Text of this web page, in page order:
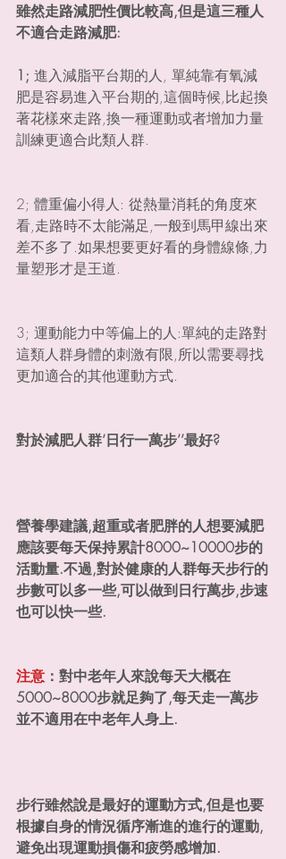
雖然走路減肥性價比較高,但是這三種人
不適合走路減肥:
1; 進入減脂平台期的人, 單純靠有氧減
肥是容易進入平台期的,這個時候,比起換
著花樣來走路,換一種運動或者增加力量
訓練更適合此類人群.
2; 體重偏小得人: 從熱量消耗的角度來
看,走路時不太能滿足,一般到馬甲線出來
差不多了.如果想要更好看的身體線條,力
量塑形才是王道.
3; 運動能力中等偏上的人:單純的走路對
這類人群身體的刺激有限,所以需要尋找
更加適合的其他運動方式.
對於減肥人群‘日行一萬步’’最好?
營養學建議,超重或者肥胖的人想要減肥
應該要每天保持累計8000~10000步的
活動量.不過,對於健康的人群每天步行的
步數可以多一些,可以做到日行萬步,步速
也可以快一些.
注意 ：對中老年人來說每天大概在
5000~8000步就足夠了,每天走一萬步
並不適用在中老年人身上.
步行雖然說是最好的運動方式,但是也要
根據自身的情況循序漸進的進行的運動,
避免出現運動損傷和疲勞感增加.